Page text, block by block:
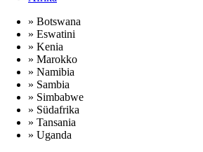
» Botswana
» Eswatini
» Kenia
» Marokko
» Namibia
» Sambia
» Simbabwe
» Südafrika
» Tansania
» Uganda